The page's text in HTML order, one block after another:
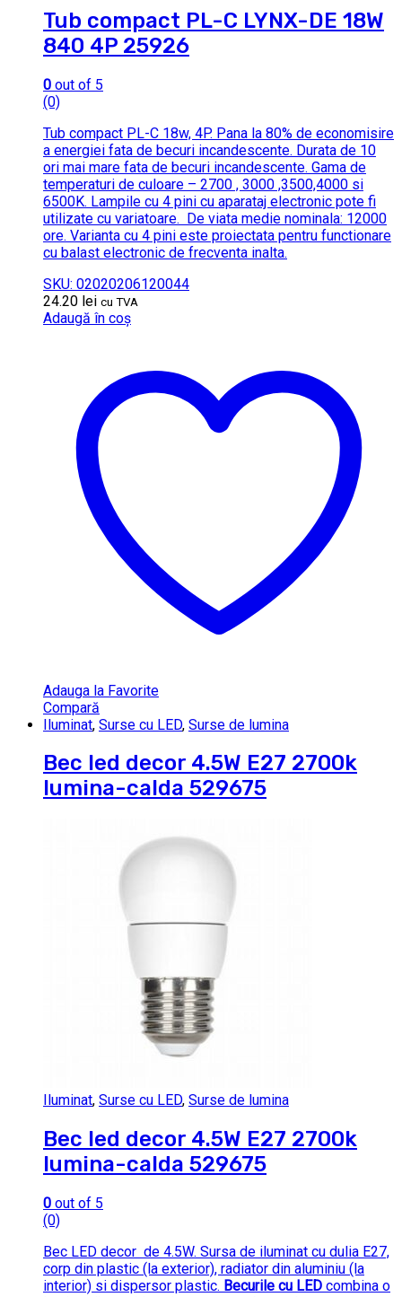
Tub compact PL-C LYNX-DE 18W
840 4P 25926
0 out of 5
(0)
Tub compact PL-C 18w, 4P. Pana la 80% de economisire
a energiei fata de becuri incandescente. Durata de 10
ori mai mare fata de becuri incandescente. Gama de
temperaturi de culoare – 2700 , 3000 ,3500,4000 si
6500K. Lampile cu 4 pini cu aparataj electronic pote fi
utilizate cu variatoare. De viata medie nominala: 12000
ore. Varianta cu 4 pini este proiectata pentru functionare
cu balast electronic de frecventa inalta.
SKU: 02020206120044
24.20 lei cu TVA
Adaugă în coș
Adauga la Favorite
Compară
Iluminat, Surse cu LED, Surse de lumina
Bec led decor 4.5W E27 2700k
lumina-calda 529675
Iluminat, Surse cu LED, Surse de lumina
Bec led decor 4.5W E27 2700k
lumina-calda 529675
0 out of 5
(0)
Bec LED decor de 4.5W. Sursa de iluminat cu dulia E27,
corp din plastic (la exterior), radiator din aluminiu (la
interior) si dispersor plastic. Becurile cu LED combina o